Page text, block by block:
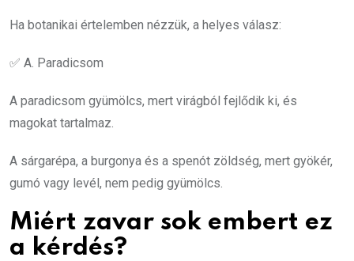
Ha botanikai értelemben nézzük, a helyes válasz:
✅ A. Paradicsom
A paradicsom gyümölcs, mert virágból fejlődik ki, és
magokat tartalmaz.
A sárgarépa, a burgonya és a spenót zöldség, mert gyökér,
gumó vagy levél, nem pedig gyümölcs.
Miért zavar sok embert ez
a kérdés?